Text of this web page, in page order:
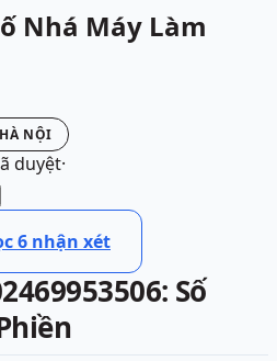
Nhá Máy Làm
HÀ NỘI
duyệt·
6 nhận xét
Số